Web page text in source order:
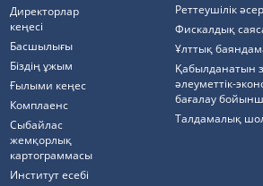
Директорлар
кеңесі
Басшылығы
Біздің ұжым
Ғылыми кеңес
Комплаенс
Cыбайлас
жемқорлық
картограммасы
Институт есебі
Реттеушілік
Фискалдық
Ұлттық
Қабылданатын
әлеуметтік-
бағалау
Талдамалық